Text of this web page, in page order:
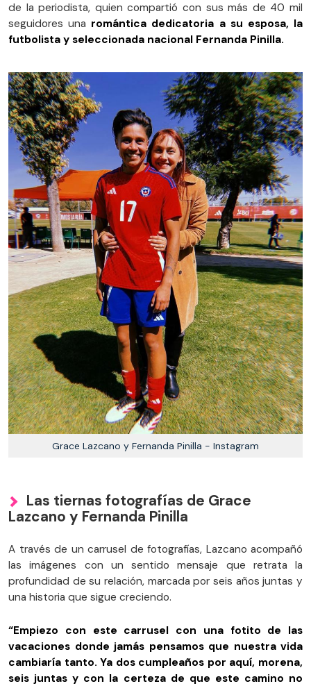
de la periodista, quien compartió con sus más de 40 mil
seguidores una romántica dedicatoria a su esposa, la
futbolista y seleccionada nacional Fernanda Pinilla.
Grace Lazcano y Fernanda Pinilla - Instagram
Las tiernas fotografías de Grace
Lazcano y Fernanda Pinilla
A través de un carrusel de fotografías, Lazcano acompañó
las imágenes con un sentido mensaje que retrata la
profundidad de su relación, marcada por seis años juntas y
una historia que sigue creciendo.
“Empiezo con este carrusel con una fotito de las
vacaciones donde jamás pensamos que nuestra vida
cambiaría tanto. Ya dos cumpleaños por aquí, morena,
seis juntas y con la certeza de que este camino no